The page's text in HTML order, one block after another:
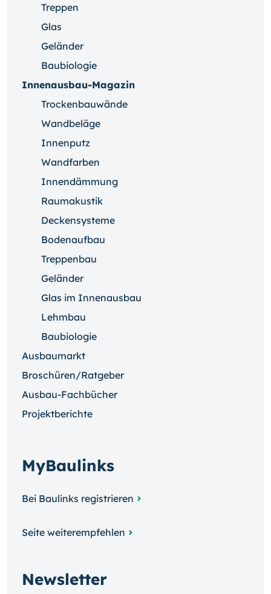
Treppen
Glas
Geländer
Baubiologie
Innenausbau-Magazin
Trockenbauwände
Wandbeläge
Innenputz
Wandfarben
Innendämmung
Raumakustik
Deckensysteme
Bodenaufbau
Treppenbau
Geländer
Glas im Innenausbau
Lehmbau
Baubiologie
Ausbaumarkt
Broschüren/Ratgeber
Ausbau-Fachbücher
Projektberichte
MyBaulinks
Bei Baulinks registrieren
Seite weiterempfehlen
Newsletter